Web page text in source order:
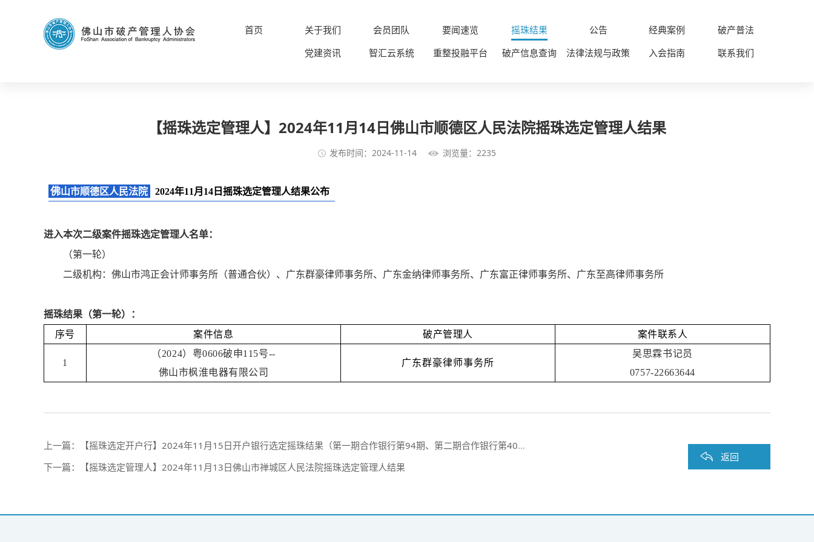
首页 关于我们 会员团队 要闻速览 摇珠结果 公告 经典案例
破产普法
党建资讯
智汇云系统 重整投融平台 破产信息查询 法律法规与政策 入会指南 联系我们
【摇珠选定管理人】2024年11月14日佛山市顺德区人民法院摇珠选定管理人结果
发布时间：2024-11-14 浏览量：2235
佛山市顺德区人民法院 2024年11月14日摇珠选定管理人结果公布
进入本次二级案件摇珠选定管理人名单：
（第一轮）
二级机构：佛山市鸿正会计师事务所（普通合伙）、广东群豪律师事务所、广东金纳律师事务所、广东富正律师事务所、广东至高律师事务所
摇珠结果（第一轮）：
序号
案件信息 破产管理人 案件联系人
1
（2024）粤0606破申115号--
佛山市枫淮电器有限公司
广东群豪律师事务所
吴思霖书记员
0757-22663644
上一篇：
【摇珠选定开户行】2024年11月15日开户银行选定摇珠结果（第一期合作银行第94期、第二期合作银行第40期）
下一篇：
【摇珠选定管理人】2024年11月13日佛山市禅城区人民法院摇珠选定管理人结果
返回